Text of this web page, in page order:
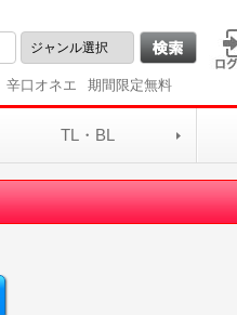
辛口オネエ 期間限定無料
TL・BL